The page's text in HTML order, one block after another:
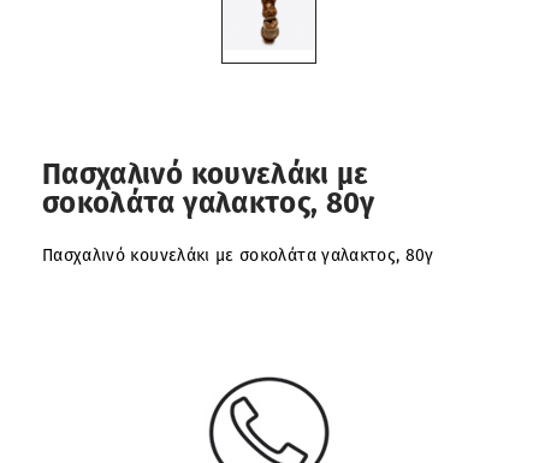
Πασχαλινό κουνελάκι με
σοκολάτα γαλακτος, 80γ
Πασχαλινό κουνελάκι με σοκολάτα γαλακτος, 80γ